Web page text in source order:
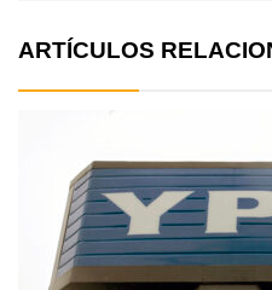
ARTÍCULOS